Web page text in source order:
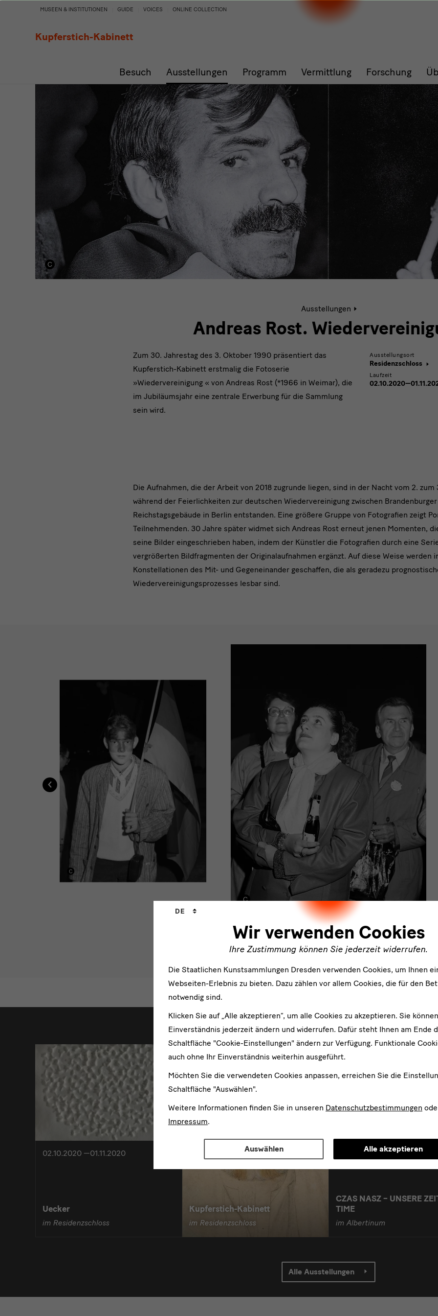
Kupferstich-Kabinett
Andreas
Rost.
Besuch Ausstellungen Programm Vermittlung Forschung
MUSEEN & INSTITUTIONEN GUIDE VOICES ONLINE COLLECTION
Ausstellungen
Rost.
Andreas Rost.
Zum 30. Jahrestag des 3. Oktober 1990 präsentiert das
Kupferstich-Kabinett erstmalig die Fotoserie
»Wiedervereinigung « von Andreas Rost (*1966 in Weimar), die
im Jubiläumsjahr eine zentrale Erwerbung für die Sammlung
sein wird.
Ausstellungsort
Residenzschloss
Laufzeit
text
2
Die Aufnahmen, die der Arbeit von 2018 zugrunde liegen, sind in der Nacht vom 2. zum
während der Feierlichkeiten zur deutschen Wiedervereinigung zwischen
Reichstagsgebäude in Berlin entstanden. Eine größere Gruppe von Fotografien zeigt
Teilnehmenden. 30 Jahre später widmet sich Andreas Rost erneut jenen Momenten,
seine Bilder eingeschrieben haben, indem der Künstler die Fotografien durch eine
vergrößerten Bildfragmenten der Originalaufnahmen ergänzt. Auf diese Weise werden
Konstellationen des Mit- und Gegeneinander geschaffen, die als geradezu
Wiedervereinigungsprozesses lesbar sind.
‹
Andreas Rost, Wiedervereinigung, 1990-2020
Kupferstich-Kabinett, Staatliche Kunstsammlungen Dresden
Weitere Ausstellungen der Staatlichen Kunstsammlungen Dresden
02.10.2020 —01.11.2020
Uecker
im Residenzschloss
Kupferstich-Kabinett
im Residenzschloss
02.10.2020 —18.04.2021
CZAS NASZ – UNSERE
TIME
im Albertinum
Alle Ausstellungen
Wir verwenden Cookies
Ihre Zustimmung können Sie jederzeit widerrufen.
Sprachwechsler
DE
Die Staatlichen Kunstsammlungen Dresden verwenden Cookies, um Ihnen
Webseiten-Erlebnis zu bieten. Dazu zählen vor allem Cookies, die für den
notwendig sind.
Klicken Sie auf „Alle akzeptieren“, um alle Cookies zu akzeptieren. Sie
Einverständnis jederzeit ändern und widerrufen. Dafür steht Ihnen am Ende
Schaltfläche "Cookie-Einstellungen" ändern zur Verfügung. Funktionale
auch ohne Ihr Einverständnis weiterhin ausgeführt.
Möchten Sie die verwendeten Cookies anpassen, erreichen Sie die
Schaltfläche "Auswählen".
Weitere Informationen finden Sie in unseren Datenschutzbestimmungen
Impressum.
Auswählen Alle akzeptieren